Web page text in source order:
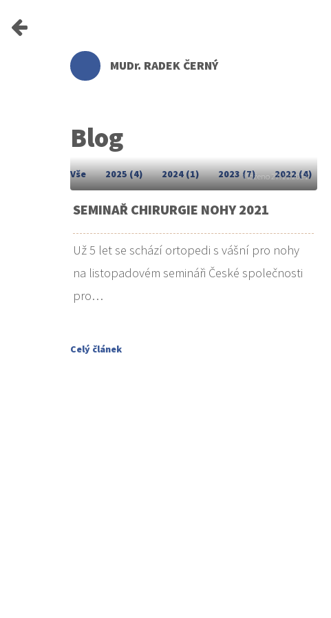
MUDr. RADEK ČERNÝ
Blog
Vše 2025 (4) 2024 (1) 2023 (7) 2022 (4)
Vloženo 27.11.2021
SEMINAŘ CHIRURGIE NOHY 2021
Už 5 let se schází ortopedi s vášní pro nohy
na listopadovém semináři České společnosti
pro…
Celý článek